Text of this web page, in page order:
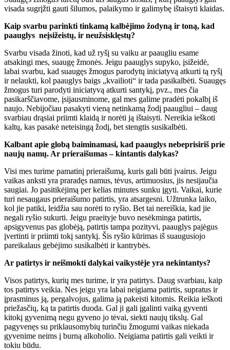
visada sugrįžti gauti šilumos, palaikymo ir galimybę ištaisyti klaidas.
Kaip svarbu parinkti tinkamą kalbėjimo žodyną ir toną, kad
paauglys neįsižeistų, ir neužsisklęstų?
Svarbu visada žinoti, kad už ryšį su vaiku ar paaugliu esame
atsakingi mes, suaugę žmonės. Jeigu paauglys supyko, įsižeidė,
labai svarbu, kad suaugęs žmogus parodytų iniciatyvą atkurti tą ryšį
ir nelaukti, kol paauglys baigs „kvailioti“ ir tada pasikalbėti. Suaugęs
žmogus turi parodyti iniciatyvą atkurti santykį, pvz., mes čia
pasikarščiavome, įsijausminome, gal mes galime pradėti pokalbį iš
naujo. Nebijočiau pasakyti vieną netinkamą žodį paaugliui – daug
svarbiau drąsiai priimti klaidą ir norėti ją ištaisyti. Nereikia ieškoti
kaltų, kas pasakė neteisingą žodį, bet stengtis susikalbėti.
Kalbant apie globą baiminamasi, kad paauglys nebeprisiriš prie
naujų namų. Ar prieraišumas – kintantis dalykas?
Visi mes turime pamatinį prieraišumą, kuris gali būti įvairus. Jeigu
vaikas anksti yra praradęs namus, tėvus, artimuosius, jis nesijaučia
saugiai. Jo pasitikėjimą per kelias minutes sunku įgyti. Vaikai, kurie
turi nesaugaus prieraišumo patirtis, yra atsargesni. Užtrunka laiko,
kol jie patiki, leidžia sau norėti to ryšio. Bet tai nereiškia, kad jie
negali ryšio sukurti. Jeigu praeityje buvo nesėkminga patirtis,
apsigyvenus pas globėją, patirtis tampa pozityvi, paauglys pajėgus
įvertinti ir priimti tokį santykį. Šis ryšio kūrimas iš suaugusiojo
pareikalaus gebėjimo susikalbėti ir kantrybės.
Ar patirtys ir neišmokti dalykai vaikystėje yra nekintantys?
Visos patirtys, kurių mes turime, ir yra patirtys. Daug svarbiau, kaip
tos patirtys veikia. Nes jeigu yra labai neigiama patirtis, supratus ir
įprasminus ją, pergalvojus, galima ją pakeisti kitomis. Reikia ieškoti
priežasčių, ką ta patirtis duoda. Gal ji gali įgalinti vaiką gyventi
kitokį gyvenimą negu gyveno jo tėvai, siekti naujų tikslų. Gal
pagyvenęs su priklausomybių turinčiu žmogumi vaikas niekada
gyvenime neims į burną alkoholio. Neigiama patirtis gali veikti ir
tokiu būdu.